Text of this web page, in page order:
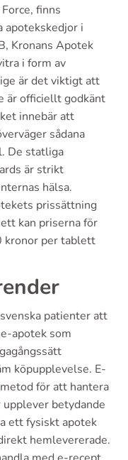
finns
i
Kronans Apotek
i form av
är det viktigt att
är officiellt godkänt
innebär att
sådana
De statliga
är strikt
hälsa.
prissättning
kan priserna för
kronor per tablett
patienter att
apotek som
köpupplevelse. E-
för att hantera
betydande
ett fysiskt apotek
hemlevererade.